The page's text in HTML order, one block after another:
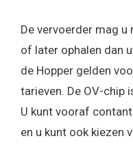
De vervoerder mag
of later ophalen dan
de Hopper gelden
tarieven. De OV-chip
U kunt vooraf
en u kunt ook kiezen